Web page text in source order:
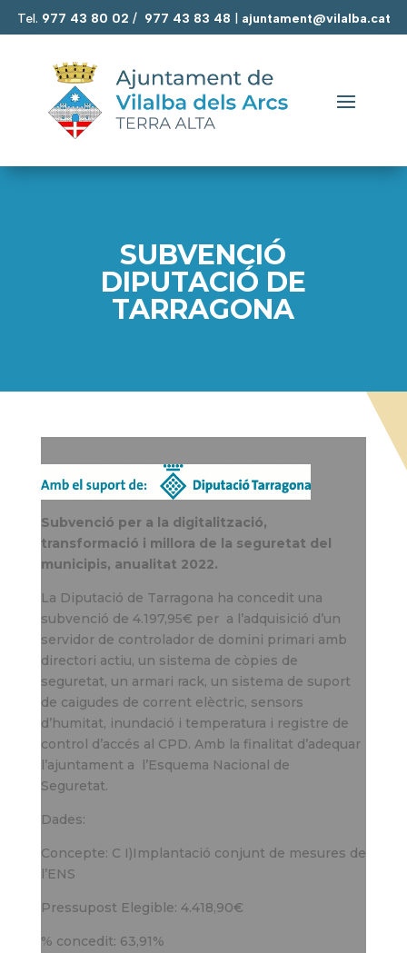
Tel. 977 43 80 02 / 977 43 83 48 ajuntament@vilalba.cat
SUBVENCIÓ
DIPUTACIÓ DE
TARRAGONA
Subvenció per a la digitalització,
transformació i millora de la seguretat del
municipis, anualitat 2022.
La Diputació de Tarragona ha concedit una
subvenció de 4.197,95€ per a l’adquisició d’un
servidor de controlador de domini primari amb
directori actiu, un sistema de còpies de
seguretat, un armari rack, un sistema de suport
de caigudes de corrent elèctric, sensors
d’humitat, inundació i temperatura i registre de
control d’accés al CPD. Amb la finalitat d’adequar
l’ajuntament a l’Esquema Nacional de
Seguretat.
Dades:
Concepte: C I)Implantació conjunt de mesures de
l’ENS
Pressupost Elegible: 4.418,90€
% concedit: 63,91%